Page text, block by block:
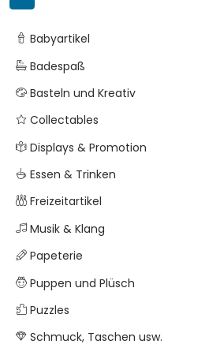
Babyartikel
Badespaß
Basteln und Kreativ
Collectables
Displays & Promotion
Essen & Trinken
Freizeitartikel
Musik & Klang
Papeterie
Puppen und Plüsch
Puzzles
Schmuck, Taschen usw.